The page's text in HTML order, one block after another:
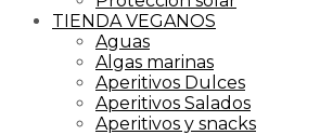
TIENDA VEGANOS
Aguas
Algas marinas
Aperitivos Dulces
Aperitivos Salados
Aperitivos y snacks